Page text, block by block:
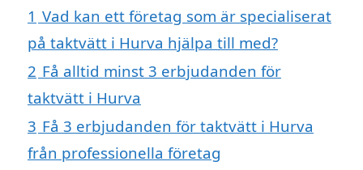
1 Vad kan ett företag som är specialiserat
på taktvätt i Hurva hjälpa till med?
2 Få alltid minst 3 erbjudanden för
taktvätt i Hurva
3 Få 3 erbjudanden för taktvätt i Hurva
från professionella företag